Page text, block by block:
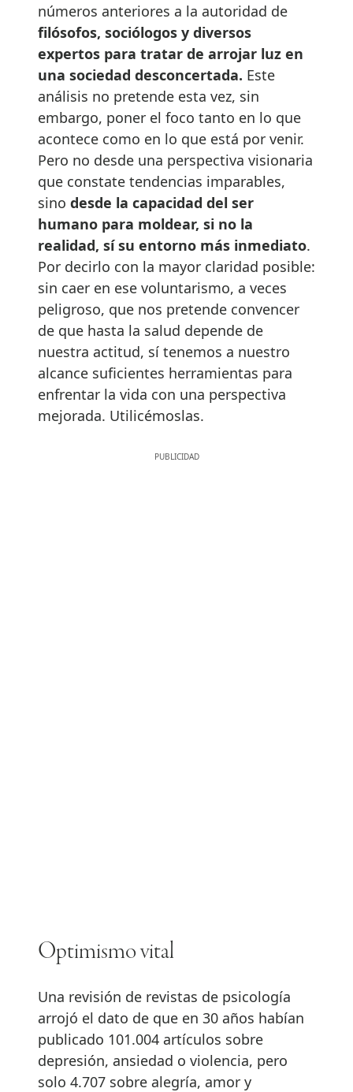
números anteriores a la autoridad de
filósofos, sociólogos y diversos
expertos para tratar de arrojar luz en
una sociedad desconcertada. Este
análisis no pretende esta vez, sin
embargo, poner el foco tanto en lo que
acontece como en lo que está por venir.
Pero no desde una perspectiva visionaria
que constate tendencias imparables,
sino desde la capacidad del ser
humano para moldear, si no la
realidad, sí su entorno más inmediato.
Por decirlo con la mayor claridad posible:
sin caer en ese voluntarismo, a veces
peligroso, que nos pretende convencer
de que hasta la salud depende de
nuestra actitud, sí tenemos a nuestro
alcance suficientes herramientas para
enfrentar la vida con una perspectiva
mejorada. Utilicémoslas.
Optimismo vital
Una revisión de revistas de psicología
arrojó el dato de que en 30 años habían
publicado 101.004 artículos sobre
depresión, ansiedad o violencia, pero
solo 4.707 sobre alegría, amor y